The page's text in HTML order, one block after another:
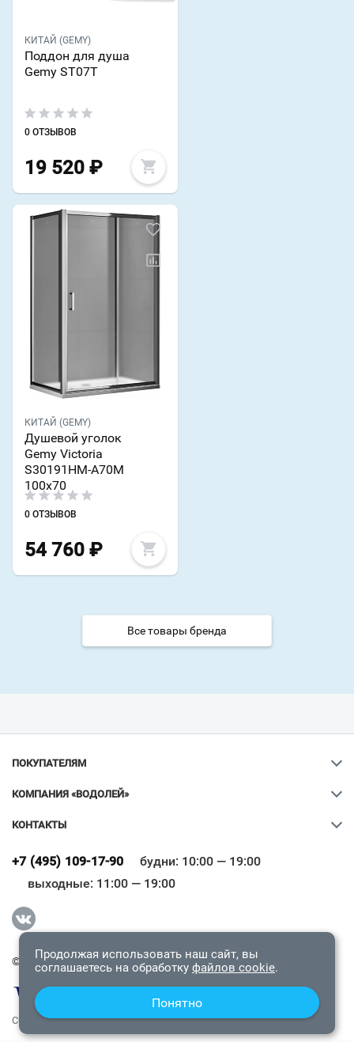
КИТАЙ (GEMY)
Поддон для душа
Gemy ST07T
0 ОТЗЫВОВ
19 520 ₽
КИТАЙ (GEMY)
Душевой уголок
Gemy Victoria
S30191HM-A70M
100x70
0 ОТЗЫВОВ
54 760 ₽
Все товары бренда
ПОКУПАТЕЛЯМ
КОМПАНИЯ «ВОДОЛЕЙ»
КОНТАКТЫ
+7 (495) 109-17-90
будни: 10:00 — 19:00
выходные: 11:00 — 19:00
© 2009-2026 «Водолей Онлайн». Все права защищены.
СОГЛАШЕНИЕ О КОНФИДЕНЦИАЛЬНОСТИ
Всё верно
Продолжая использовать наш сайт, вы
соглашаетесь на обработку файлов cookie.
Понятно